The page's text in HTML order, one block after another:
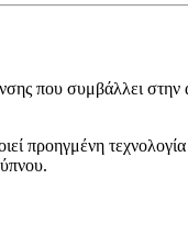
που συμβάλλει
προηγμένη